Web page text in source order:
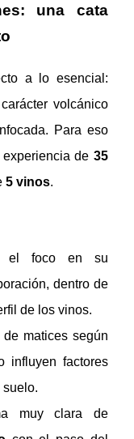
una cata
a lo esencial:
volcánico
Para eso
experiencia de 35
5 vinos.
el foco en su
dentro de
de los vinos.
matices según
influyen factores
suelo.
muy clara de